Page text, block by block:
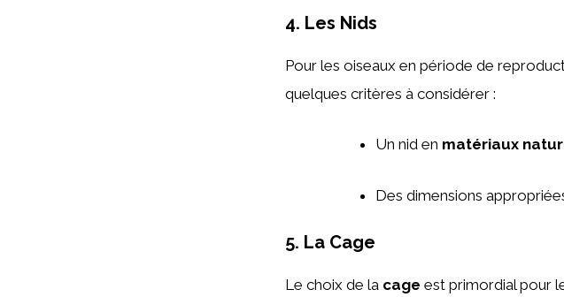
4. Les Nids
Pour les oiseaux en période de
quelques critères à considérer :
Un nid en matériaux
Des dimensions
5. La Cage
Le choix de la cage est primordial pour